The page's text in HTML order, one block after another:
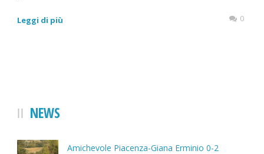
Leggi di più 0
NEWS
Amichevole Piacenza-Giana Erminio 0-2